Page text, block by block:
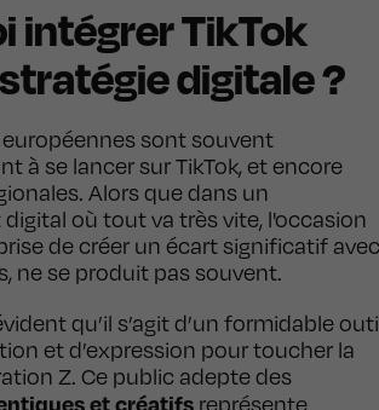
intégrer TikTok
digitale ?
sont souvent
à se lancer sur TikTok, et encore
Alors que dans un
où tout va très vite, l'occasion
de créer un écart significatif avec
ne se produit pas souvent.
qu’il s’agit d’un formidable
et d’expression pour toucher la
Z. Ce public adepte des
et créatifs représente